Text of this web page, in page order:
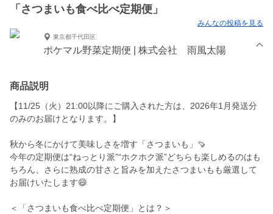
「さつまいも食べ比べ定期便」
みんなの投稿を見る
東京都千代田区
ポケマル野菜定期便 | 株式会社 雨風太陽
商品説明
【11/25（火）21:00以降にご購入された方は、2026年1月発送分
のみのお届けとなります。】
秋から冬にかけて美味しさを増す「さつまいも」🍠
今年の定期便は“ねっとり派”“ホクホク派”どちらも楽しめるのはも
ちろん、さらに熟成の甘さと旨みを加えたさつまいもも厳選して
お届けいたします😄
＜「さつまいも食べ比べ定期便」とは？＞